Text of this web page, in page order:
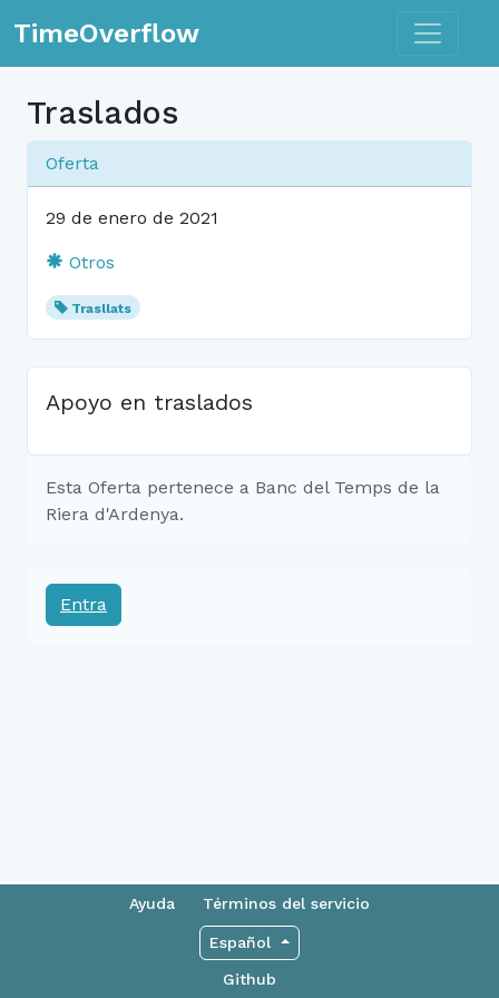
TimeOverflow Toggle
Traslados
Oferta
29 de enero de 2021
Otros
Trasllats
Apoyo en traslados
Esta Oferta pertenece a Banc del Temps de la
Riera d'Ardenya.
Entra
Ayuda Términos del servicio
Español
Github